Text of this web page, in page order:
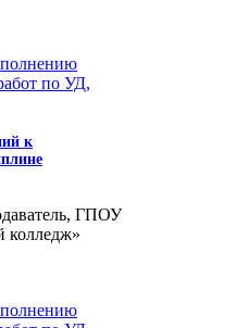
по УД,
к
ГПОУ
колледж»